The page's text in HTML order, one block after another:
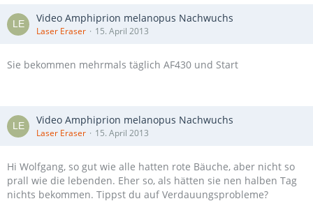
Video Amphiprion melanopus Nachwuchs
Laser Eraser 15. April 2013
Sie bekommen mehrmals täglich AF430 und Start
Video Amphiprion melanopus Nachwuchs
Laser Eraser 15. April 2013
Hi Wolfgang, so gut wie alle hatten rote Bäuche, aber nicht so
prall wie die lebenden. Eher so, als hätten sie nen halben Tag
nichts bekommen. Tippst du auf Verdauungsprobleme?